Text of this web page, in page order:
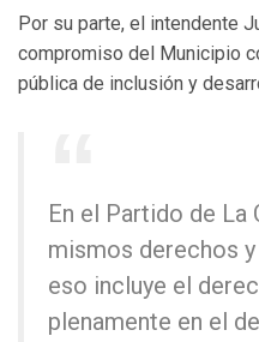
Por su parte, el intendente
compromiso del Municipio
pública de inclusión y
En el Partido de
mismos derechos
eso incluye el
plenamente en el